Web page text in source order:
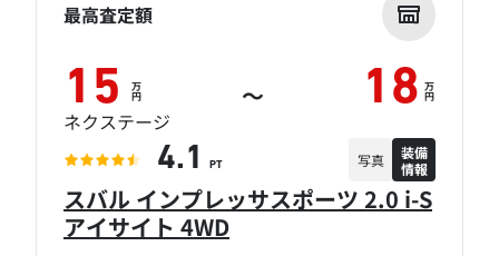
スバル インプレッサスポーツ 2.0 i-S
アイサイト 4WD
最高査定額
15 万
円 ～ 18 万
円
ネクステージ
4.1 PT 写真
装備
情報